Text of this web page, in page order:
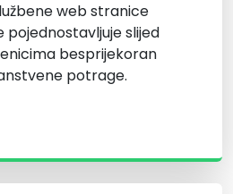
web stranice
slijed
besprijekoran
potrage.